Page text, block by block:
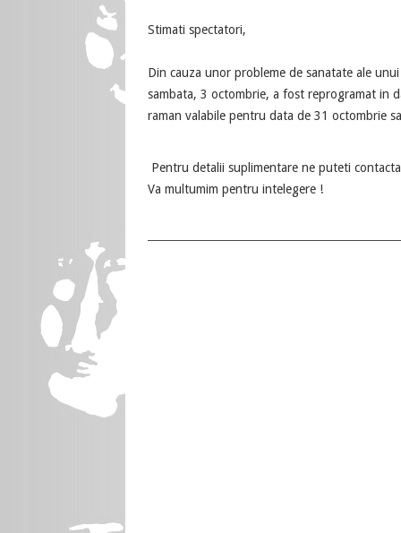
Stimati spectatori,
Din cauza unor probleme de sanatate ale
sambata, 3 octombrie, a fost reprogramat in
raman valabile pentru data de 31 octombrie
Pentru detalii suplimentare ne puteti
Va multumim pentru intelegere !